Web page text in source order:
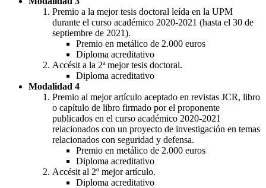
Premio a la mejor tesis doctoral leída en la UPM
durante el curso académico 2020-2021 (hasta el 30 de
septiembre de 2021).
Premio en metálico de 2.000 euros
Diploma acreditativo
Accésit a la 2ª mejor tesis doctoral.
Diploma acreditativo
Modalidad 4
Premio al mejor artículo aceptado en revistas JCR, libro
o capítulo de libro firmado por el proponente
publicados en el curso académico 2020-2021
relacionados con un proyecto de investigación en temas
relacionados con seguridad y defensa.
Premio en metálico de 2.000 euros
Diploma acreditativo
Accésit al 2º mejor artículo.
Diploma acreditativo